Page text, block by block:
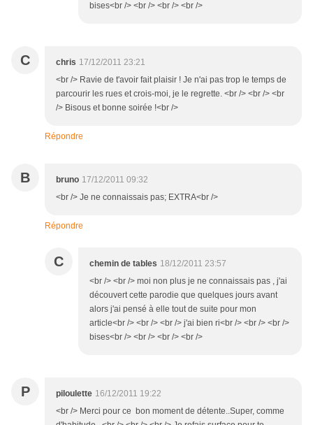
bises<br /> <br /> <br /> <br />
C chris 17/12/2011 23:21
<br /> Ravie de t'avoir fait plaisir ! Je n'ai pas trop le temps de
parcourir les rues et crois-moi, je le regrette. <br /> <br /> <br
/> Bisous et bonne soirée !<br />
Répondre
B bruno 17/12/2011 09:32
<br /> Je ne connaissais pas; EXTRA<br />
Répondre
C chemin de tables 18/12/2011 23:57
<br /> <br /> moi non plus je ne connaissais pas , j'ai
découvert cette parodie que quelques jours avant
alors j'ai pensé à elle tout de suite pour mon
article<br /> <br /> <br /> j'ai bien ri<br /> <br /> <br />
bises<br /> <br /> <br /> <br />
P piloulette 16/12/2011 19:22
<br /> Merci pour ce bon moment de détente..Super, comme